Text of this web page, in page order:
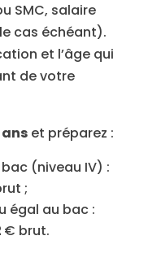
SMC, salaire
cas échéant).
et l’âge qui
de votre
anset préparez :
(niveau IV) :
;
égal au bac :
€ brut.